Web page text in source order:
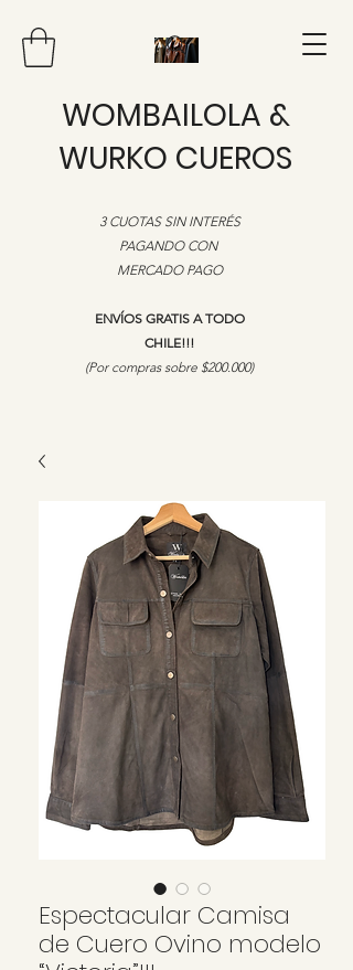
WOMBAILOLA &
WURKO CUEROS
3 CUOTAS SIN INTERÉS
PAGANDO CON
MERCADO PAGO
ENVÍOS GRATIS A TODO
CHILE!!!
​(Por compras sobre $200.000)
Espectacular Camisa
de Cuero Ovino modelo